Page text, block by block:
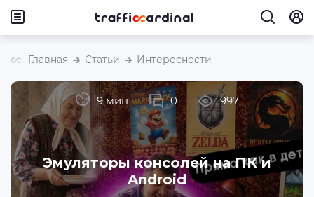
Главная Статьи Интересности
Эмуляторы консолей на ПК и
Android
9 мин 0 997